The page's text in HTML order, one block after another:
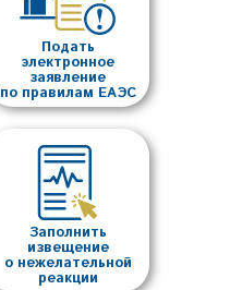
Подать
электронное
заявление
по правилам ЕАЭС
Заполнить
извещение
о нежелательной
реакции